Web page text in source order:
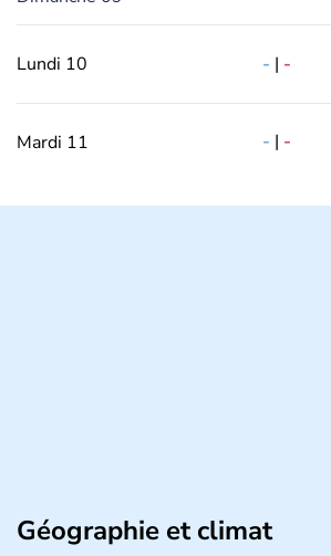
Lundi 10 - | -
Mardi 11 - | -
Géographie et climat